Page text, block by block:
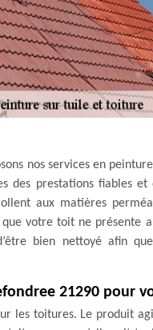
nos services en
des prestations fiables et
aux matières
que votre toit ne présente
bien nettoyé afin
21290 pour
les toitures. Le produit